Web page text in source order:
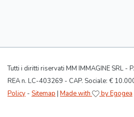
Tutti i diritti riservati MM IMMAGINE SRL -
REA n. LC-403269 - CAP. Sociale: €
Policy - Sitemap | Made with by Egogea